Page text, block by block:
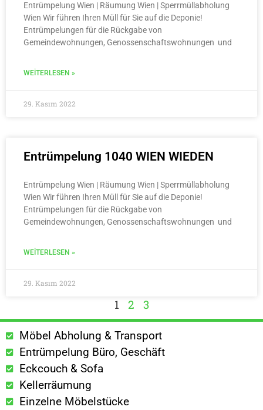
Entrümpelung Wien | Räumung Wien | Sperrmüllabholung
Wien Wir führen Ihren Müll für Sie auf die Deponie!
Entrümpelungen für die Rückgabe von
Gemeindewohnungen, Genossenschaftswohnungen und
WEITERLESEN »
29. Kasım 2022
Entrümpelung 1040 WIEN WIEDEN
Entrümpelung Wien | Räumung Wien | Sperrmüllabholung
Wien Wir führen Ihren Müll für Sie auf die Deponie!
Entrümpelungen für die Rückgabe von
Gemeindewohnungen, Genossenschaftswohnungen und
WEITERLESEN »
29. Kasım 2022
1 2 3
Möbel Abholung & Transport
Entrümpelung Büro, Geschäft
Eckcouch & Sofa
Kellerräumung
Einzelne Möbelstücke